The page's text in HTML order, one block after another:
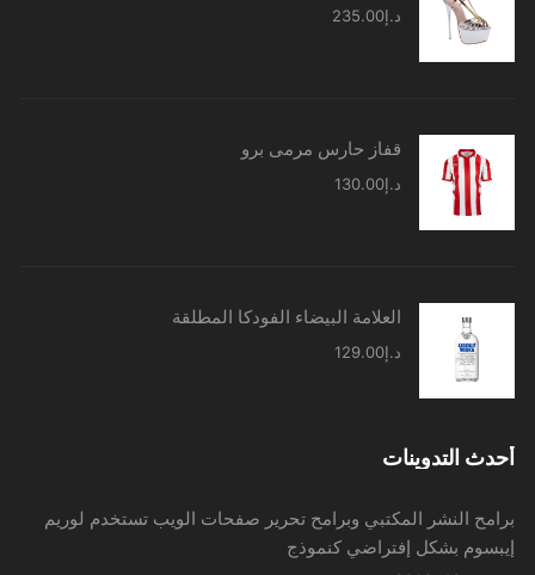
د.إ235.00
قفاز حارس مرمى برو
د.إ130.00
العلامة البيضاء الفودكا المطلقة
د.إ129.00
أحدث التدوينات
برامح النشر المكتبي وبرامح تحرير صفحات الويب تستخدم لوريم
إيبسوم بشكل إفتراضي كنموذج